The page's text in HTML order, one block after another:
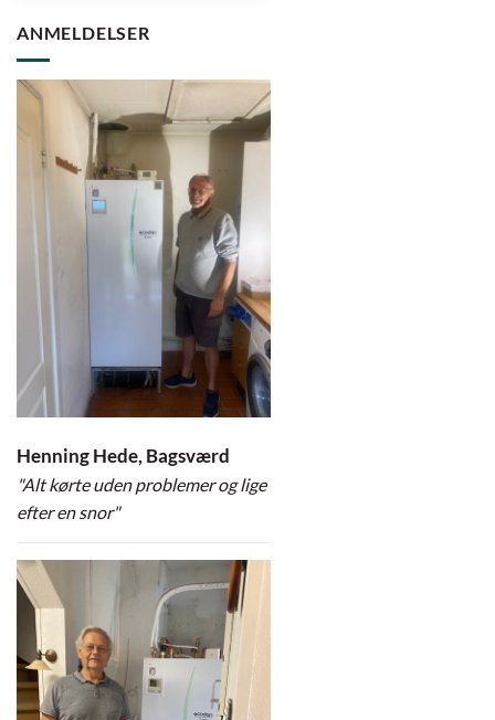
ANMELDELSER
Henning Hede, Bagsværd
"Alt kørte uden problemer og lige
efter en snor"